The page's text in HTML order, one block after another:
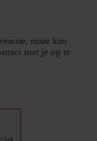
maar kan
met je op te